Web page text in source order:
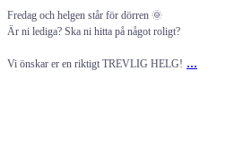
Fredag och helgen står för dörren 🌞
Är ni lediga? Ska ni hitta på något roligt?
Vi önskar er en riktigt TREVLIG HELG! ...